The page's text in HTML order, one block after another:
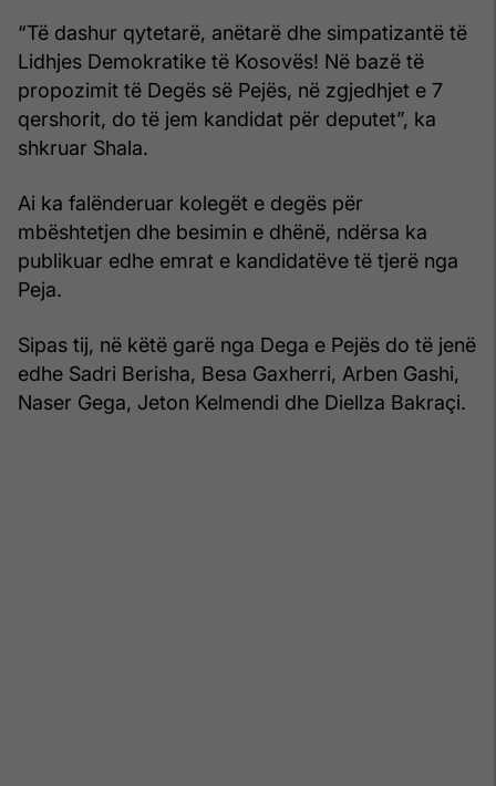
“Të dashur qytetarë, anëtarë dhe simpatizantë të
Lidhjes Demokratike të Kosovës! Në bazë të
propozimit të Degës së Pejës, në zgjedhjet e 7
qershorit, do të jem kandidat për deputet”, ka
shkruar Shala.
Ai ka falënderuar kolegët e degës për
mbështetjen dhe besimin e dhënë, ndërsa ka
publikuar edhe emrat e kandidatëve të tjerë nga
Peja.
Sipas tij, në këtë garë nga Dega e Pejës do të jenë
edhe Sadri Berisha, Besa Gaxherri, Arben Gashi,
Naser Gega, Jeton Kelmendi dhe Diellza Bakraçi.